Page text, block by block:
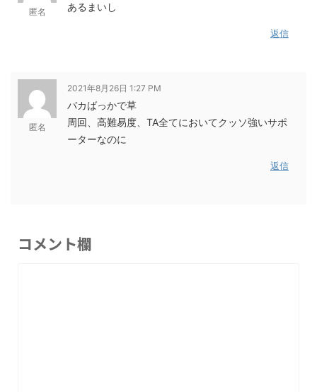
匿名 あるまいし
返信
匿名
2021年8月26日 1:27 PM
バカばっかで草
周回、高難易度、TA全てにおいてクッソ強いサポ
ーターなのに
返信
コメント欄